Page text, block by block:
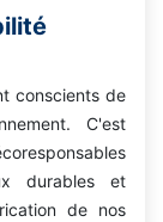
conscients de
C'est
durables et
de nos